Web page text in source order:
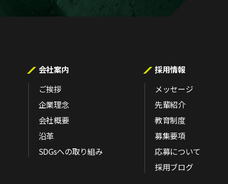
会社案内
ご挨拶
企業理念
会社概要
沿革
SDGsへの取り組み
採用情報
メッセージ
先輩紹介
教育制度
募集要項
応募について
採用ブログ